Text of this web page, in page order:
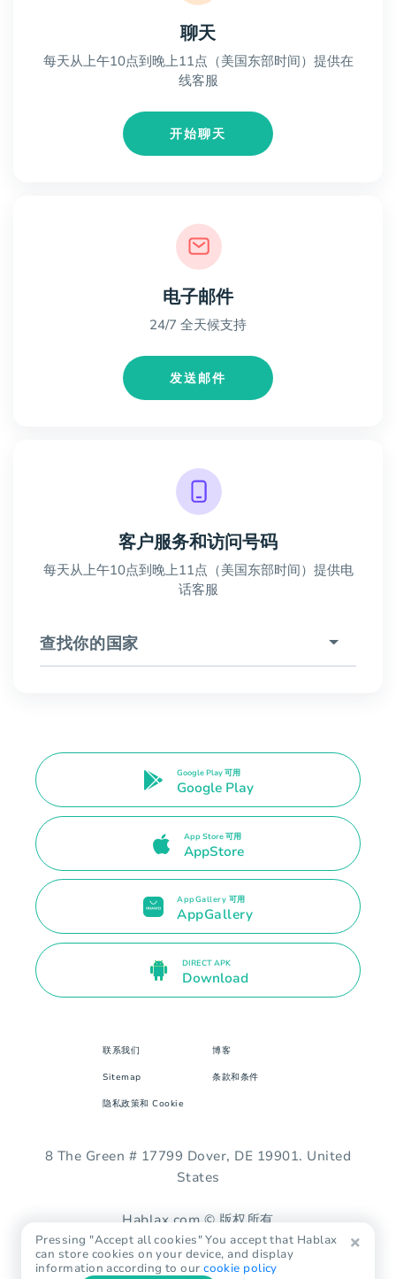
聊天
每天从上午10点到晚上11点（美国东部时间）提供在
线客服
开始聊天
电子邮件
24/7 全天候支持
发送邮件
客户服务和访问号码
每天从上午10点到晚上11点（美国东部时间）提供电
话客服
查找你的国家
Google Play 可用
Google Play
App Store 可用
AppStore
AppGallery 可用
AppGallery
DIRECT APK
Download
联系我们 博客
Sitemap 条款和条件
隐私政策和 Cookie
8 The Green # 17799 Dover, DE 19901. United
States
Hablax.com © 版权所有
Pressing "Accept all cookies" You accept that Hablax
can store cookies on your device, and display
information according to ourcookie policy